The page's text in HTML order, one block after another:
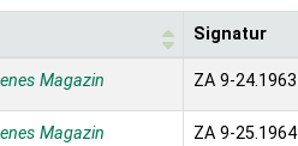
Signatur
Magazin ZA 9-24.1963
Magazin ZA 9-25.1964